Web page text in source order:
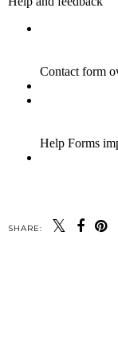
SHARE: